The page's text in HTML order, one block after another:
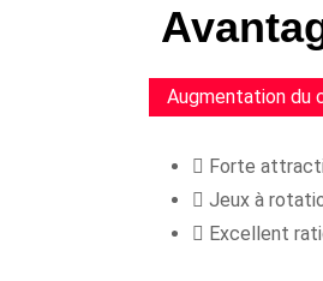
Augmentation du
Forte
Jeux à
Excellent